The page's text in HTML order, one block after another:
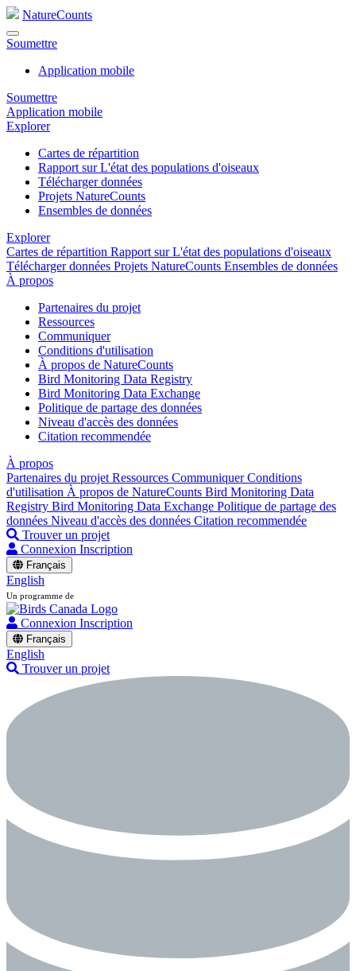
NatureCounts
Soumettre
Application mobile
Soumettre
Application mobile
Explorer
Cartes de répartition
Rapport sur L'état des populations d'oiseaux
Télécharger données
Projets NatureCounts
Ensembles de données
Explorer
Cartes de répartition Rapport sur L'état des populations d'oiseaux
Télécharger données Projets NatureCounts Ensembles de données
À propos
Partenaires du projet
Ressources
Communiquer
Conditions d'utilisation
À propos de NatureCounts
Bird Monitoring Data Registry
Bird Monitoring Data Exchange
Politique de partage des données
Niveau d'accès des données
Citation recommendée
À propos
Partenaires du projet Ressources CommuniquerConditions
d'utilisation À propos de NatureCounts Bird Monitoring Data
Registry Bird Monitoring Data Exchange Politique de partage des
données Niveau d'accès des données Citation recommendée
Trouver un projet
Connexion Inscription
Français
English
Un programme de
Connexion Inscription
Français
English
Trouver un projet